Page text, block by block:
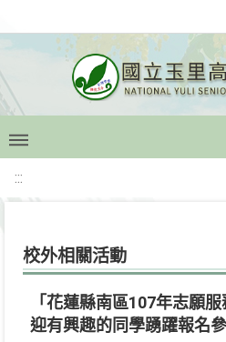
:::
校外相關活動
「花蓮縣南區107年志願
迎有興趣的同學踴躍報名